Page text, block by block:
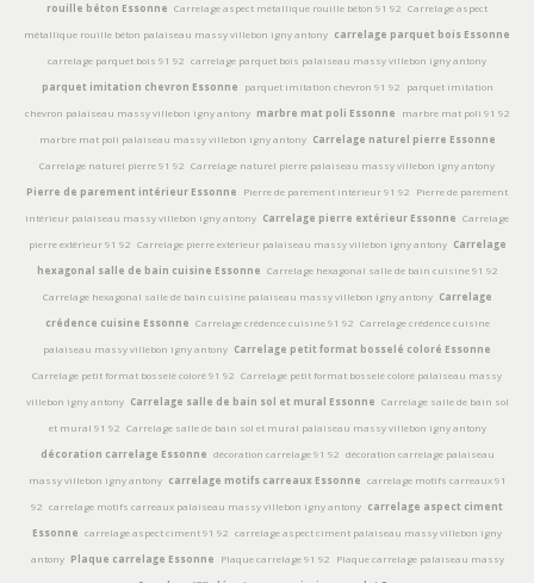
rouille béton Essonne Carrelage aspect métallique rouille béton 91 92 Carrelage aspect
métallique rouille béton palaiseau massy villebon igny antony carrelage parquet bois Essonne
carrelage parquet bois 91 92 carrelage parquet bois palaiseau massy villebon igny antony
parquet imitation chevron Essonne
parquet imitation chevron 91 92
parquet imitation
chevron palaiseau massy villebon igny antony marbre mat poli Essonne
marbre mat poli 91 92
marbre mat poli palaiseau massy villebon igny antony Carrelage naturel pierre Essonne
Carrelage naturel pierre 91 92 Carrelage naturel pierre palaiseau massy villebon igny antony
Pierre de parement intérieur Essonne
Pierre de parement intérieur 91 92
Pierre de parement
intérieur palaiseau massy villebon igny antony Carrelage pierre extérieur Essonne Carrelage
pierre extérieur 91 92 Carrelage pierre extérieur palaiseau massy villebon igny antony Carrelage
hexagonal salle de bain cuisine Essonne Carrelage hexagonal salle de bain cuisine 91 92
Carrelage hexagonal salle de bain cuisine palaiseau massy villebon igny antony Carrelage
crédence cuisine Essonne Carrelage crédence cuisine 91 92 Carrelage crédence cuisine
palaiseau massy villebon igny antony Carrelage petit format bosselé coloré Essonne
Carrelage petit format bosselé coloré 91 92 Carrelage petit format bosselé coloré palaiseau massy
villebon igny antony Carrelage salle de bain sol et mural Essonne Carrelage salle de bain sol
et mural 91 92 Carrelage salle de bain sol et mural palaiseau massy villebon igny antony
décoration carrelage Essonne décoration carrelage 91 92 décoration carrelage palaiseau
massy villebon igny antony carrelage motifs carreaux Essonne carrelage motifs carreaux 91
92 carrelage motifs carreaux palaiseau massy villebon igny antony carrelage aspect ciment
Essonne carrelage aspect ciment 91 92 carrelage aspect ciment palaiseau massy villebon igny
antony Plaque carrelage Essonne Plaque carrelage 91 92
Plaque carrelage palaiseau massy